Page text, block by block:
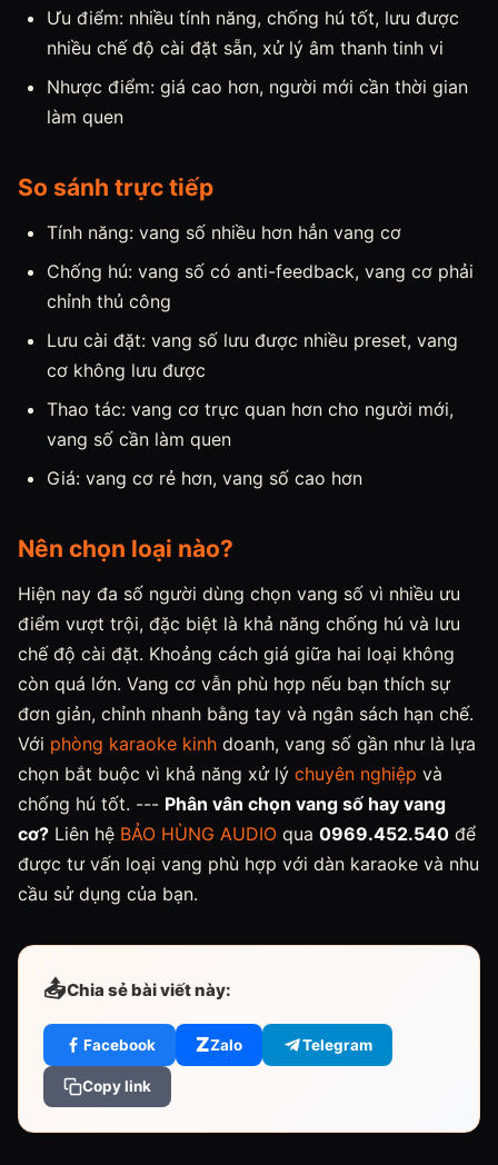
Ưu điểm: nhiều tính năng, chống hú tốt, lưu được
nhiều chế độ cài đặt sẵn, xử lý âm thanh tinh vi
Nhược điểm: giá cao hơn, người mới cần thời gian
làm quen
So sánh trực tiếp
Tính năng: vang số nhiều hơn hẳn vang cơ
Chống hú: vang số có anti-feedback, vang cơ phải
chỉnh thủ công
Lưu cài đặt: vang số lưu được nhiều preset, vang
cơ không lưu được
Thao tác: vang cơ trực quan hơn cho người mới,
vang số cần làm quen
Giá: vang cơ rẻ hơn, vang số cao hơn
Nên chọn loại nào?
Hiện nay đa số người dùng chọn vang số vì nhiều ưu
điểm vượt trội, đặc biệt là khả năng chống hú và lưu
chế độ cài đặt. Khoảng cách giá giữa hai loại không
còn quá lớn. Vang cơ vẫn phù hợp nếu bạn thích sự
đơn giản, chỉnh nhanh bằng tay và ngân sách hạn chế.
Với phòng karaoke kinh doanh, vang số gần như là lựa
chọn bắt buộc vì khả năng xử lý chuyên nghiệp và
chống hú tốt. --- Phân vân chọn vang số hay vang
cơ? Liên hệ BẢO HÙNG AUDIO qua 0969.452.540 để
được tư vấn loại vang phù hợp với dàn karaoke và nhu
cầu sử dụng của bạn.
📤Chia sẻ bài viết này:
Facebook ZZalo Telegram
Copy link